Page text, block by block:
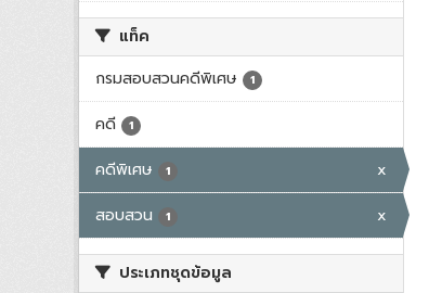
แท็ค
กรมสอบสวนคดีพิเศษ
1
คดี 1
คดีพิเศษ 1
x
สอบสวน
1 x
ประเภทชุดข้อมูล